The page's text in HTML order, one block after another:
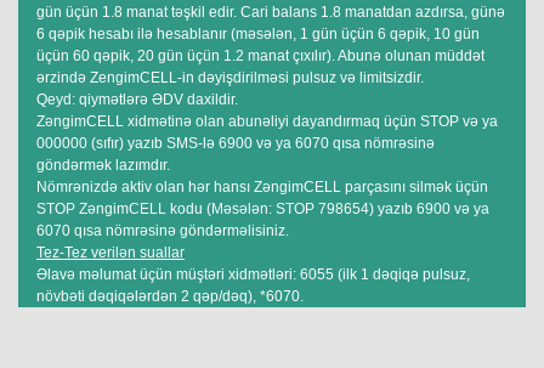
gün üçün 1.8 manat təşkil edir. Cari balans 1.8 manatdan azdırsa, günə
6 qəpik hesabı ilə hesablanır (məsələn, 1 gün üçün 6 qəpik, 10 gün
üçün 60 qəpik, 20 gün üçün 1.2 manat çıxılır). Abunə olunan müddət
ərzində ZengimCELL-in dəyişdirilməsi pulsuz və limitsizdir.
Qeyd: qiymətlərə ƏDV daxildir.
ZəngimCELL xidmətinə olan abunəliyi dayandırmaq üçün STOP və ya
000000 (sıfır) yazıb SMS-lə 6900 və ya 6070 qısa nömrəsinə
göndərmək lazımdır.
Nömrənizdə aktiv olan hər hansı ZəngimCELL parçasını silmək üçün
STOP ZəngimCELL kodu (Məsələn: STOP 798654) yazıb 6900 və ya
6070 qısa nömrəsinə göndərməlisiniz.
Tez-Tez verilən suallar
Əlavə məlumat üçün müştəri xidmətləri: 6055 (ilk 1 dəqiqə pulsuz,
növbəti dəqiqələrdən 2 qəp/dəq), *6070.